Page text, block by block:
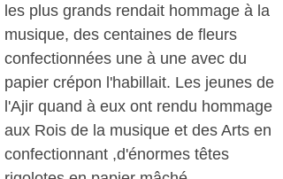
les plus grands rendait hommage à la
musique, des centaines de fleurs
confectionnées une à une avec du
papier crépon l'habillait. Les jeunes de
l'Ajir quand à eux ont rendu hommage
aux Rois de la musique et des Arts en
confectionnant ,d'énormes têtes